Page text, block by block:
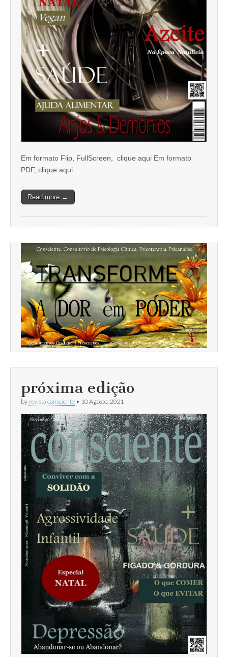
Em formato Flip, FullScreen, clique aqui Em formato
PDF, clique aqui
Read more →
próxima edição
by revista consciente • 10 Agosto, 2021